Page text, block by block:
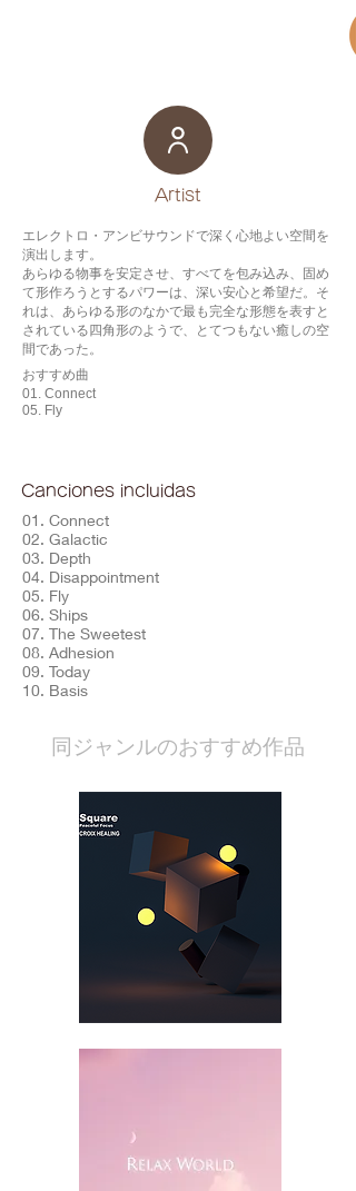
​Artist
エレクトロ・アンビサウンドで深く心地よい空間を
演出します。
あらゆる物事を安定させ、すべてを包み込み、固め
て形作ろうとするパワーは、深い安心と希望だ。そ
れは、あらゆる形のなかで最も完全な形態を表すと
されている四角形のようで、とてつもない癒しの空
間であった。
おすすめ曲
01. Connect
05. Fly
Canciones incluidas
01. Connect
02. Galactic
03. Depth
04. Disappointment
05. Fly
06. Ships
07. The Sweetest
08. Adhesion
09. Today
10. Basis
​同ジャンルのおすすめ作品